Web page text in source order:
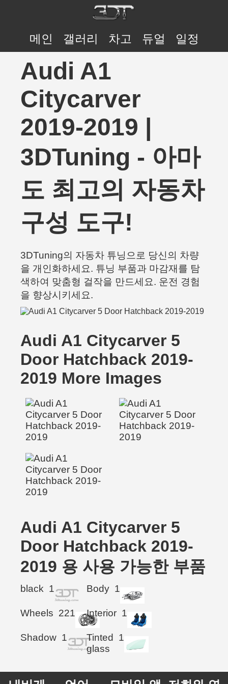
메인 갤러리 차고 듀얼 일정
Audi A1
Citycarver
2019-2019 |
3DTuning - 아마
도 최고의 자동차
구성 도구!
3DTuning의 자동차 튜닝으로 당신의 차량
을 개인화하세요. 튜닝 부품과 마감재를 탐
색하여 맞춤형 걸작을 만드세요. 운전 경험
을 향상시키세요.
Audi A1 Citycarver 5
Door Hatchback 2019-
2019 More Images
Audi A1 Citycarver 5
Door Hatchback 2019-
2019 용 사용 가능한 부품
black 1 Body 1
Wheels 221 Interior 1
Shadow 1
Tinted
glass
1